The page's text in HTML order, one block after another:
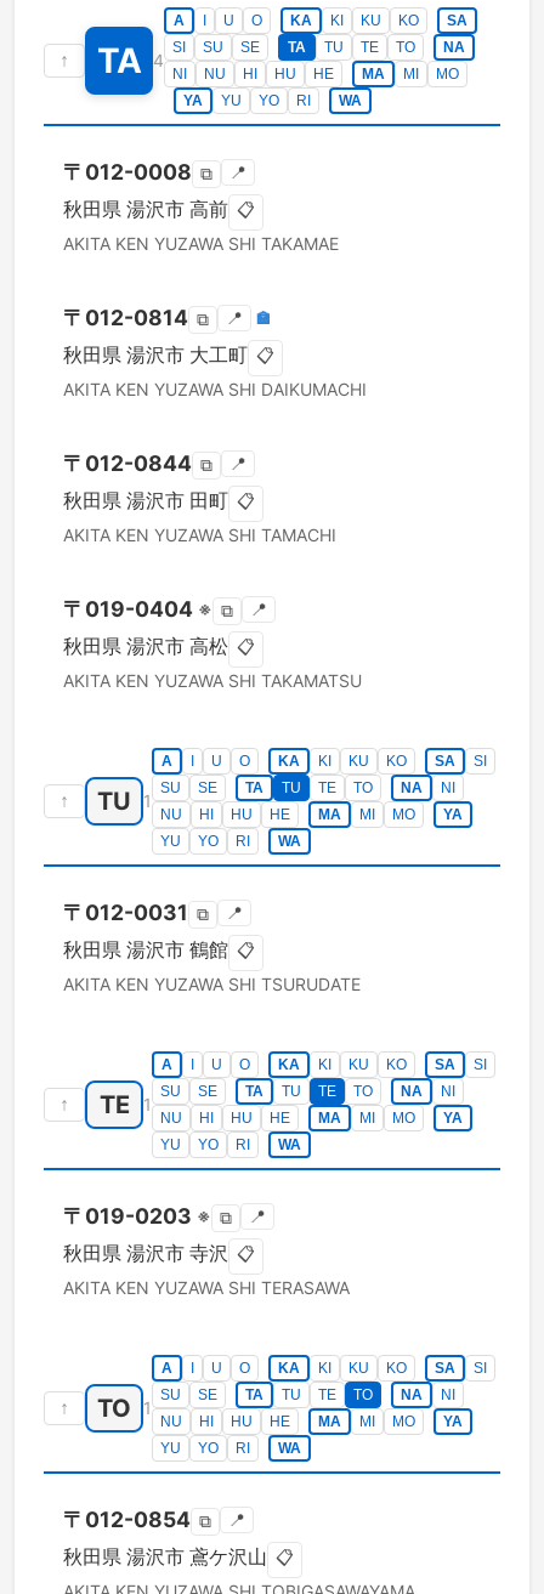
↑ TA 4
A U O KA KI KU KO
SA
SI
SU SE TA TU TE TO
NA
NI
NU HI HU HE MA MI
MO
YA
YU YO RI WA
〒 012-0008 ⧉ 📍
秋田県 湯沢市 高前 📋
AKITA KEN YUZAWA SHI TAKAMAE
〒 012-0814 ⧉ 📍 🏣
秋田県 湯沢市 大工町 📋
AKITA KEN YUZAWA SHI DAIKUMACHI
〒 012-0844 ⧉ 📍
秋田県 湯沢市 田町 📋
AKITA KEN YUZAWA SHI TAMACHI
〒 019-0404 ※ ⧉ 📍
秋田県 湯沢市 高松 📋
AKITA KEN YUZAWA SHI TAKAMATSU
↑ TU 1
A U O KA KI KU KO SA
SI
SU
SE TA TU TE TO NA
NI
NU
HI HU HE MA MI MO
YA
YU
YO RI WA
〒 012-0031 ⧉ 📍
秋田県 湯沢市 鶴館 📋
AKITA KEN YUZAWA SHI TSURUDATE
↑ TE 1
A U O KA KI KU KO SA
SI
SU
SE TA TU TE TO NA
NI
NU
HI HU HE MA MI MO
YA
YU
YO RI WA
〒 019-0203 ※ ⧉ 📍
秋田県 湯沢市 寺沢 📋
AKITA KEN YUZAWA SHI TERASAWA
↑ TO 1
A U O KA KI KU KO SA
SI
SU
SE TA TU TE TO NA
NI
NU
HI HU HE MA MI MO
YA
YU
YO RI WA
〒 012-0854 ⧉ 📍
秋田県 湯沢市 鳶ケ沢山 📋